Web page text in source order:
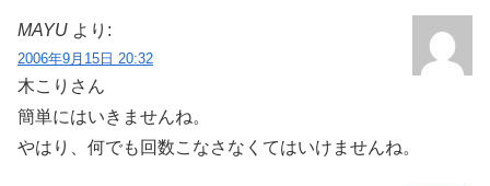
MAYU より:
2006年9月15日 20:32
木こりさん
簡単にはいきませんね。
やはり、何でも回数こなさなくてはいけませんね。